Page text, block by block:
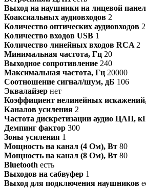
Выход на наушники на лицевой
Коаксиальных аудиовходов 2
Количество оптических аудиовходов 2
Количество входов USB 1
Количество линейных входов RCA 2
Минимальная частота, Гц 20
Выходное сопротивление 240
Максимальная частота, Гц 20000
Соотношение сигнал/шум, дБ 106
Эквалайзер нет
Коэффициент нелинейных
Каналов усиления 2
Частота дискретизации аудио ЦАП,
Демпинг фактор 300
Зоны усиления 1
Мощность на канал (4 Ом), Вт 80
Мощность на канал (8 Ом), Вт 80
Bluetooth есть
Выходов на сабвуфер 1
Выход для подключения наушников